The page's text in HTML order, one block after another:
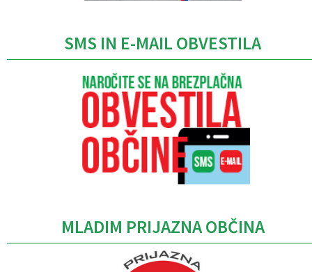
SMS IN E-MAIL OBVESTILA
MLADIM PRIJAZNA OBČINA